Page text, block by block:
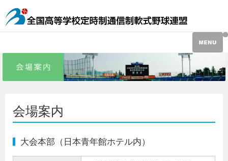
会場案内
大会本部（日本青年館ホテル内）